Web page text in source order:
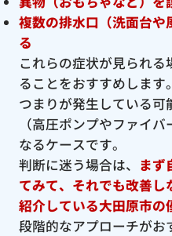
複数の排水口（洗面台や
る
これらの症状が見られ
ることをおすすめしま
つまりが発生している
（高圧ポンプやファイ
なるケースです。
判断に迷う場合は、 まず
てみて、それでも改善
紹介している大田原市の
段階的なアプローチがお